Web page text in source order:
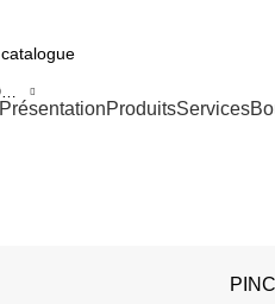
CHOISIR UNE CATÉGORIE
PrésentationProduitsServices